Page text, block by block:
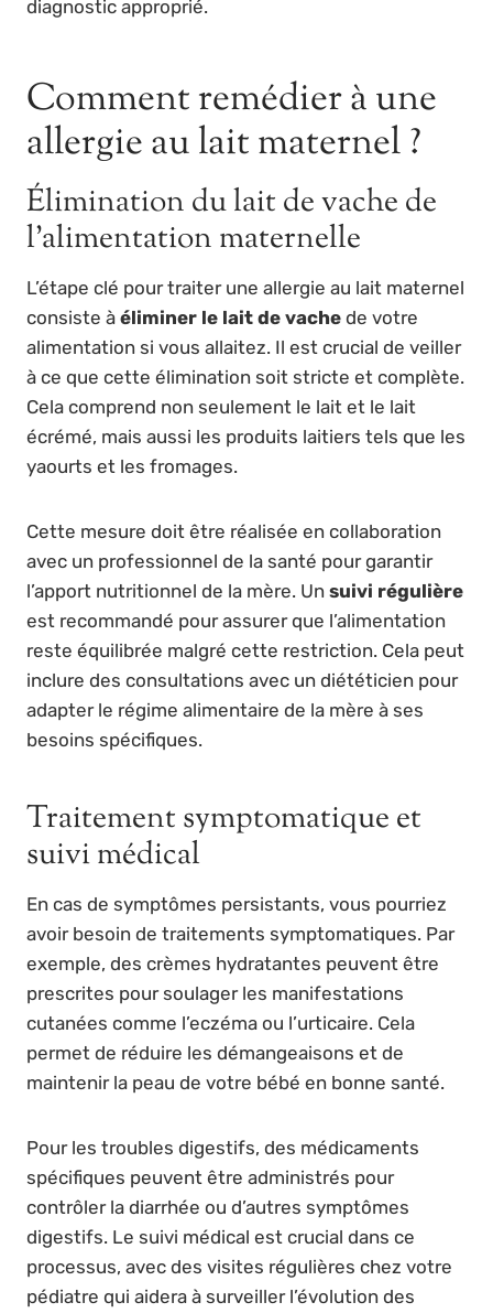
diagnostic approprié.
Comment remédier à une
allergie au lait maternel ?
Élimination du lait de vache de
l’alimentation maternelle
L’étape clé pour traiter une allergie au lait maternel
consiste à éliminer le lait de vache de votre
alimentation si vous allaitez. Il est crucial de veiller
à ce que cette élimination soit stricte et complète.
Cela comprend non seulement le lait et le lait
écrémé, mais aussi les produits laitiers tels que les
yaourts et les fromages.
Cette mesure doit être réalisée en collaboration
avec un professionnel de la santé pour garantir
l’apport nutritionnel de la mère. Un suivi régulière
est recommandé pour assurer que l’alimentation
reste équilibrée malgré cette restriction. Cela peut
inclure des consultations avec un diététicien pour
adapter le régime alimentaire de la mère à ses
besoins spécifiques.
Traitement symptomatique et
suivi médical
En cas de symptômes persistants, vous pourriez
avoir besoin de traitements symptomatiques. Par
exemple, des crèmes hydratantes peuvent être
prescrites pour soulager les manifestations
cutanées comme l’eczéma ou l’urticaire. Cela
permet de réduire les démangeaisons et de
maintenir la peau de votre bébé en bonne santé.
Pour les troubles digestifs, des médicaments
spécifiques peuvent être administrés pour
contrôler la diarrhée ou d’autres symptômes
digestifs. Le suivi médical est crucial dans ce
processus, avec des visites régulières chez votre
pédiatre qui aidera à surveiller l’évolution des